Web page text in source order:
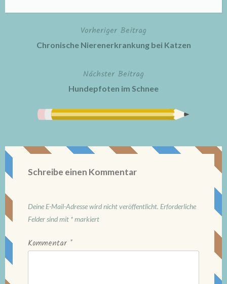
BeitragsnavigationVorheriger Beitrag
Chronische Nierenerkrankung bei Katzen
Nächster Beitrag
Hundepfoten im Schnee
Schreibe einen Kommentar
Deine E-Mail-Adresse wird nicht veröffentlicht. Erforderliche
Felder sind mit *markiert
Kommentar *